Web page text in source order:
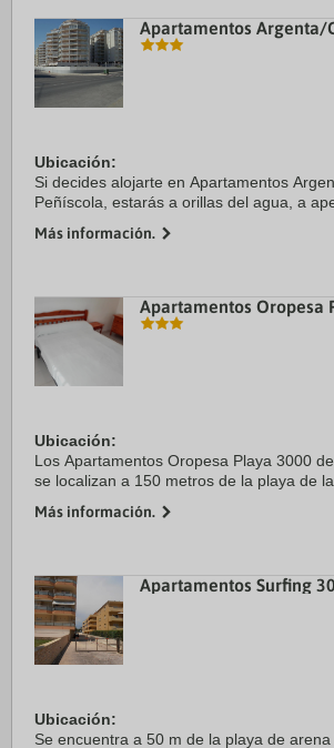
Apartamentos Argenta/
Ubicación:
Si decides alojarte en Apartamentos
Peñíscola, estarás a orillas del agua, a
apartamento se encuentra a 3 km de
Más información.
Apartamentos Oropesa
Ubicación:
Los Apartamentos Oropesa Playa 3000
se localizan a 150 metros de la playa de
de Mar, en una ubicación inmejorable de
Más información.
Apartamentos Surfing
Ubicación:
Se encuentra a 50 m de la playa de